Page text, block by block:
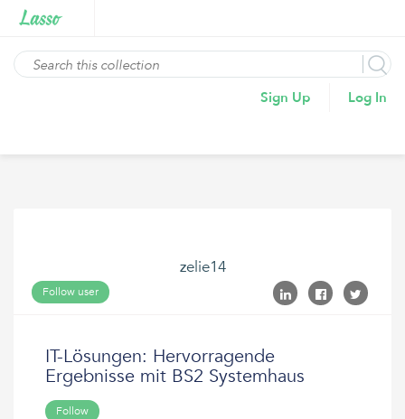
Sign Up Log In
zelie14
Follow user
IT-Lösungen: Hervorragende
Ergebnisse mit BS2 Systemhaus
Follow